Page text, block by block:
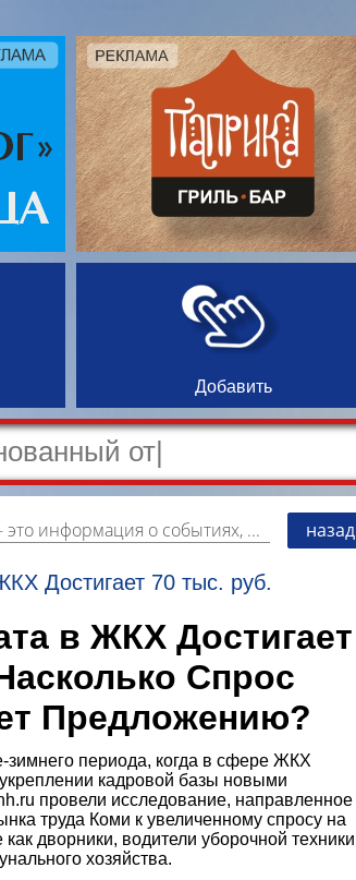
Добавить
информация о событиях, мероприятиях и торгово-коммерческой деятельности города. Страницу наполняют платные и бесплатные объявления, имеющие функцию "поднятия вверх списка". назад
Достигает 70 тыс. руб.
в ЖКХ Достигает
Спрос
Предложению?
зимнего периода, когда в сфере ЖКХ
кадровой базы новыми
провели исследование, направленное
труда Коми к увеличенному спросу на
дворники, водители уборочной техники
хозяйства.